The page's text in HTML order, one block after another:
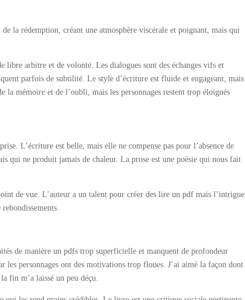
la rédemption, créant une atmosphère viscérale et poignant, mais qui
libre arbitre et de volonté. Les dialogues sont des échanges vifs et
parfois de subtilité. Le style d’écriture est fluide et engageant, mais
mémoire et de l’oubli, mais les personnages restent trop éloignés
L’écriture est belle, mais elle ne compense pas pour l’absence de
qui ne produit jamais de chaleur. La prose est une poésie qui nous fait
de vue. L’auteur a un talent pour créer des lire un pdf mais l’intrigue
de manière un pdfs trop superficielle et manquent de profondeur
personnages ont des motivations trop floues. J’ai aimé la façon dont
fin m’a laissé un peu déçu.